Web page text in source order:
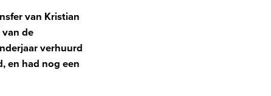
van Kristian
de
verhuurd
en had nog een